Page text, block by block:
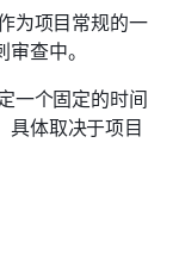
为项目常规的一
查中。
一个固定的时间
具体取决于项目